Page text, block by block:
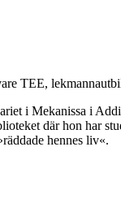
TEE,
i Mekanissa i
där hon har
hennes liv«.